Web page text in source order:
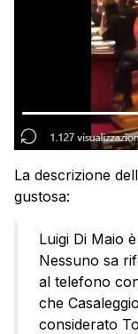
La descrizione
gustosa:
Luigi Di Maio
Nessuno sa
al telefono
che
considerato